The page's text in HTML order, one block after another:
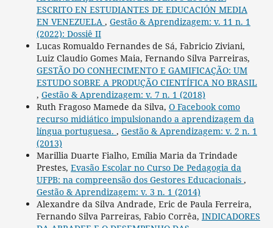
ESCRITO EN ESTUDIANTES DE EDUCACIÓN MEDIA
EN VENEZUELA , Gestão & Aprendizagem: v. 11 n. 1
(2022): Dossiê II
Lucas Romualdo Fernandes de Sá, Fabricio Ziviani,
Luiz Claudio Gomes Maia, Fernando Silva Parreiras,
GESTÃO DO CONHECIMENTO E GAMIFICAÇÃO: UM
ESTUDO SOBRE A PRODUÇÃO CIENTÍFICA NO BRASIL
, Gestão & Aprendizagem: v. 7 n. 1 (2018)
Ruth Fragoso Mamede da Silva, O Facebook como
recurso midiático impulsionando a aprendizagem da
língua portuguesa. , Gestão & Aprendizagem: v. 2 n. 1
(2013)
Marillia Duarte Fialho, Emília Maria da Trindade
Prestes, Evasão Escolar no Curso De Pedagogia da
UFPB: na compreensão dos Gestores Educacionais ,
Gestão & Aprendizagem: v. 3 n. 1 (2014)
Alexandre da Silva Andrade, Eric de Paula Ferreira,
Fernando Silva Parreiras, Fabio Corrêa, INDICADORES